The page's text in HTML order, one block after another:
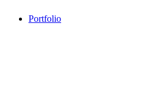
Portfolio